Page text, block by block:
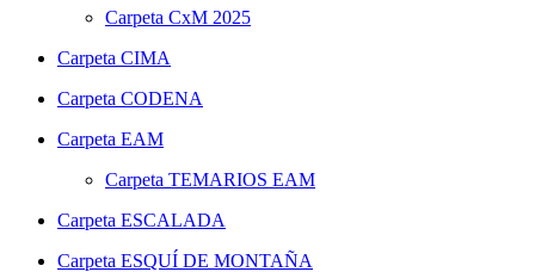
Carpeta CxM 2025
Carpeta CIMA
Carpeta CODENA
Carpeta EAM
Carpeta TEMARIOS EAM
Carpeta ESCALADA
Carpeta ESQUÍ DE MONTAÑA